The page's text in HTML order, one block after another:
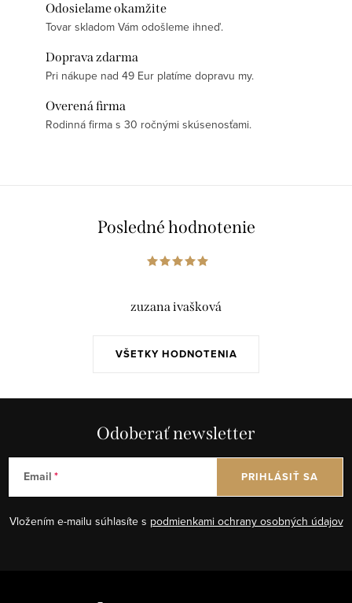
Odosielame okamžite
Tovar skladom Vám odošleme ihneď.
Doprava zdarma
Pri nákupe nad 49 Eur platíme dopravu my.
Overená firma
Rodinná firma s 30 ročnými skúsenosťami.
Posledné hodnotenie
VŠETKY HODNOTENIA
zuzana ivašková
Odoberať newsletter
Email
Vložením e-mailu súhlasíte s podmienkami ochrany osobných údajov
PRIHLÁSIŤ SA